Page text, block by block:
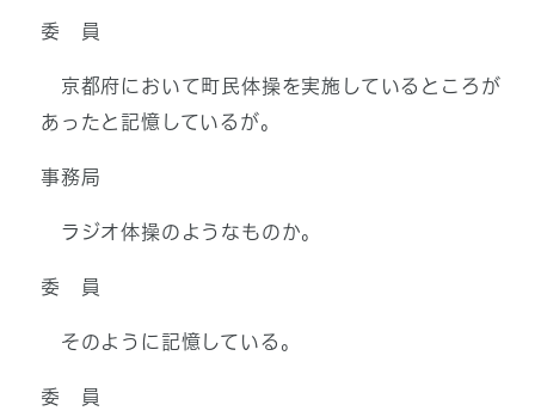
委 員
京都府において町民体操を実施しているところが
あったと記憶しているが。
事務局
ラジオ体操のようなものか。
委 員
そのように記憶している。
委 員